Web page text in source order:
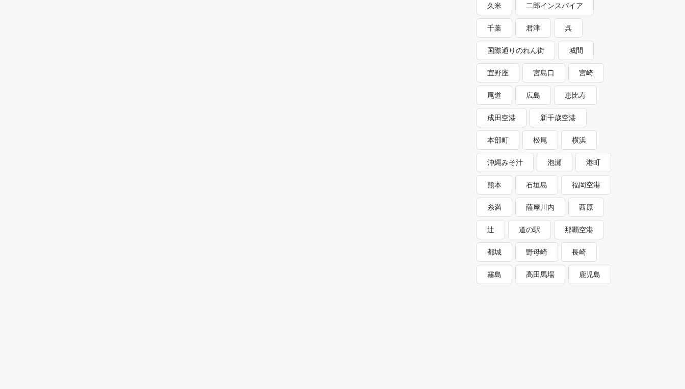
久米 二郎インスパイア
千葉 君津 呉
国際通りのれん街 城間
宜野座 宮島口 宮崎
尾道 広島 恵比寿
成田空港 新千歳空港
本部町 松尾 横浜
沖縄みそ汁 泡瀬 港町
熊本 石垣島 福岡空港
糸満 薩摩川内 西原
辻 道の駅 那覇空港
都城 野母崎 長崎
霧島 高田馬場 鹿児島